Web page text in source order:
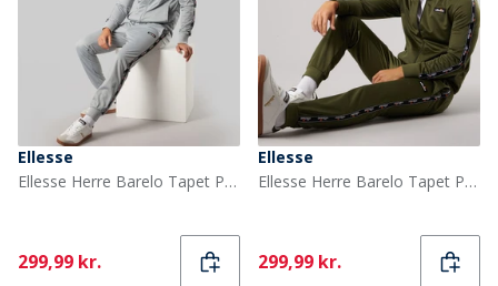
Ellesse
Ellesse Herre Barelo Tapet Polyester Træningsdragt Grå
Current
299,99 kr.
Ellesse
Ellesse Herre Barelo Tapet Polyester Træningsdragt Khaki
Current
299,99 kr.